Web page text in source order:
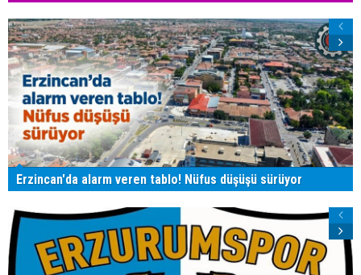
Erzincan'da alarm veren tablo! Nüfus düşüşü sürüyor